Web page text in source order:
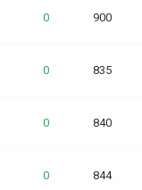
0 900
0 835
0 840
0 844